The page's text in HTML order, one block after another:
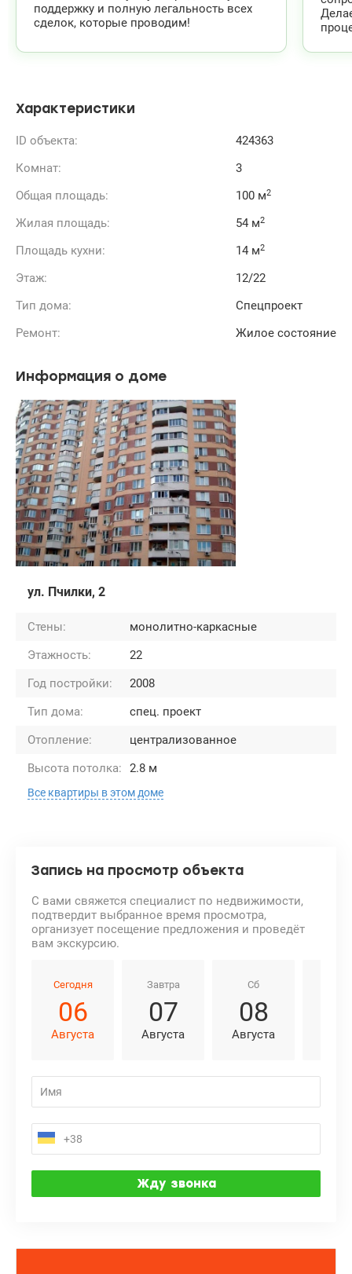
поддержку и полную легальность всех
сделок, которые проводим!
Характеристики
ID объекта:
424363
Комнат:
3
Общая площадь:
100 м2
Жилая площадь: 54 м2
Площадь кухни: 14 м2
Этаж:
12/22
Тип дома:
Спецпроект
Ремонт:
Жилое состояние
Информация о доме
ул. Пчилки, 2
Стены:
монолитно-каркасные
Этажность:
22
Год постройки:
2008
Тип дома:
спец. проект
Отопление:
централизованное
Высота потолка:
2.8 м
Все квартиры в этом доме
Запись на просмотр объекта
С вами свяжется специалист по недвижимости,
подтвердит выбранное время просмотра,
организует посещение предложения и проведёт
вам экскурсию.
Сегодня
06
Августа
Завтра
07
Августа
Сб
08
Августа